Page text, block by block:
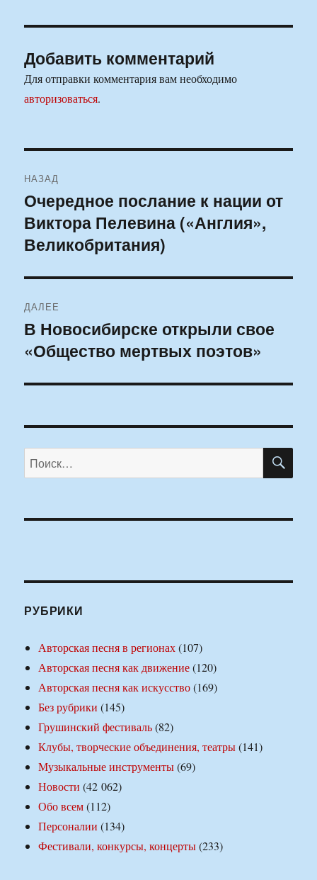
Добавить комментарий
Для отправки комментария вам необходимо
авторизоваться.
по
записям
НАЗАД
Предыдущая
запись:
Очередное послание к нации от
Виктора Пелевина («Англия»,
Великобритания)
ДАЛЕЕ
Следующая
запись:
В Новосибирске открыли свое
«Общество мертвых поэтов»
Искать:
РУБРИКИ
Авторская песня в регионах(107)
Авторская песня как движение(120)
Авторская песня как искусство(169)
Без рубрики (145)
Грушинский фестиваль(82)
Клубы, творческие объединения, театры(141)
Музыкальные инструменты(69)
Новости (42 062)
Обо всем(112)
Персоналии (134)
Фестивали, конкурсы, концерты(233)